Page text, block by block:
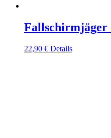
Fallschirmjäger
22,90 € Details